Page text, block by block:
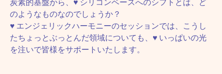
炭素的基盤から、♥ シリコンベースへのシフトとは、ど
のようなものなのでしょうか？
♥ エンジェリックハーモニーのセッションでは、こうし
たちょっとぶっとんだ領域についても、♥ いっぱいの光
を注いで皆様をサポートいたします。